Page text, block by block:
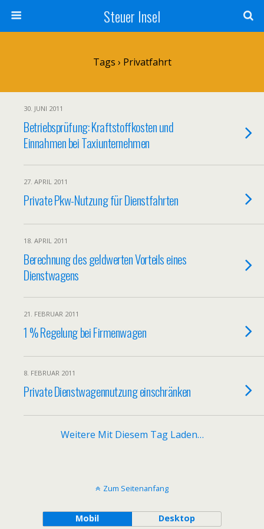
Steuer Insel
Tags › Privatfahrt
30. JUNI 2011
Betriebsprüfung: Kraftstoffkosten und
Einnahmen bei Taxiunternehmen
27. APRIL 2011
Private Pkw-Nutzung für Dienstfahrten
18. APRIL 2011
Berechnung des geldwerten Vorteils eines
Dienstwagens
21. FEBRUAR 2011
1 % Regelung bei Firmenwagen
8. FEBRUAR 2011
Private Dienstwagennutzung einschränken
Weitere Mit Diesem Tag Laden…
Zum Seitenanfang
Mobil Desktop